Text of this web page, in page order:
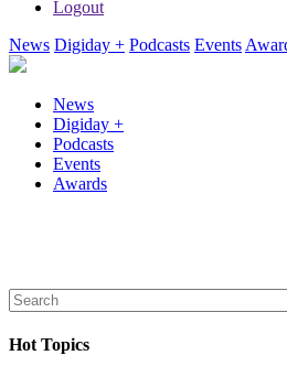
Logout
News Digiday + Podcasts Events
News
Digiday +
Podcasts
Events
Awards
Hot Topics